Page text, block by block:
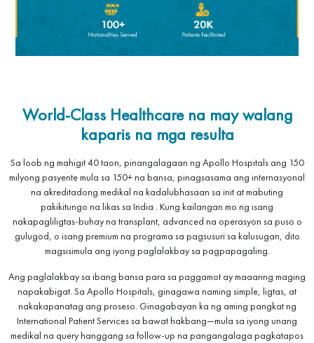
World-Class Healthcare na may walang
kaparis na mga resulta
Sa loob ng mahigit 40 taon, pinangalagaan ng Apollo Hospitals ang 150
milyong pasyente mula sa 150+ na bansa, pinagsasama ang internasyonal
na akreditadong medikal na kadalubhasaan sa init at mabuting
pakikitungo na likas sa India . Kung kailangan mo ng isang
nakapagliligtas-buhay na transplant, advanced na operasyon sa puso o
gulugod, o isang premium na programa sa pagsusuri sa kalusugan, dito
magsisimula ang iyong paglalakbay sa pagpapagaling.
Ang paglalakbay sa ibang bansa para sa paggamot ay maaaring maging
napakabigat. Sa Apollo Hospitals, ginagawa naming simple, ligtas, at
nakakapanatag ang proseso. Ginagabayan ka ng aming pangkat ng
International Patient Services sa bawat hakbang—mula sa iyong unang
medikal na query hanggang sa follow-up na pangangalaga pagkatapos